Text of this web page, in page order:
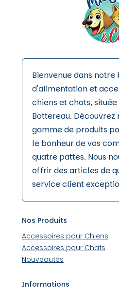
Bienvenue dans notre
d'alimentation et
chiens et chats, située
Bottereau.
gamme de produits
le bonheur de vos
quatre pattes. Nous
offrir des articles de
service client
Nos Produits
Accessoires pour Chiens
Accessoires pour Chats
Nouveautés
Informations